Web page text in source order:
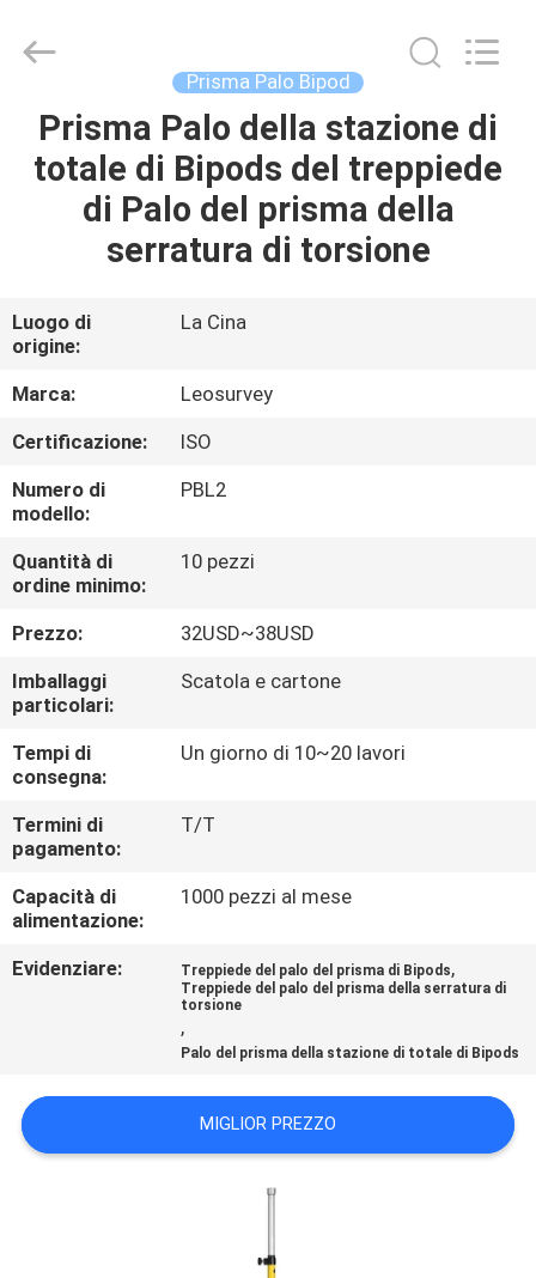
CASA
PRODOTTI
NOI
GIRO
DELLA
FABBRICA
CONTROLLO
DI
QUALITÀ
CONTATTICI
RICHIEDA
UNA
CITAZIONE
DEL
PRIVACY
POLICY
Survey
Instrument
Reserved.
Prisma Palo Bipod
Prisma Palo della stazione di
totale di Bipods del treppiede
di Palo del prisma della
serratura di torsione
Luogo di
origine:
La Cina
Marca:
Leosurvey
Certificazione:
ISO
Numero di
modello:
PBL2
Quantità di
ordine minimo:
10 pezzi
Prezzo:
32USD~38USD
Imballaggi
particolari:
Scatola e cartone
Tempi di
consegna:
Un giorno di 10~20 lavori
Termini di
pagamento:
T/T
Capacità di
alimentazione:
1000 pezzi al mese
Evidenziare: Treppiede del palo del prisma di Bipods,
Treppiede del palo del prisma della serratura di
torsione
,
Palo del prisma della stazione di totale di Bipods
MIGLIOR PREZZO